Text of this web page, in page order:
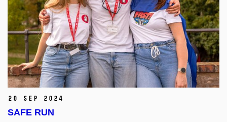
20 Sep 2024
SAFE RUN